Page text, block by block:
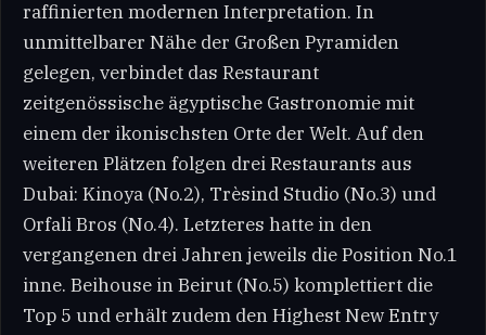
raffinierten modernen Interpretation. In
unmittelbarer Nähe der Großen Pyramiden
gelegen, verbindet das Restaurant
zeitgenössische ägyptische Gastronomie mit
einem der ikonischsten Orte der Welt. Auf den
weiteren Plätzen folgen drei Restaurants aus
Dubai: Kinoya (No.2), Trèsind Studio (No.3) und
Orfali Bros (No.4). Letzteres hatte in den
vergangenen drei Jahren jeweils die Position No.1
inne. Beihouse in Beirut (No.5) komplettiert die
Top 5 und erhält zudem den Highest New Entry